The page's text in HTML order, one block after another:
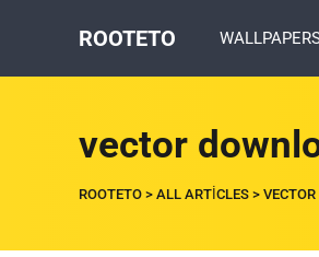
ROOTETO
vector
ROOTETO > ALL ARTICLES >